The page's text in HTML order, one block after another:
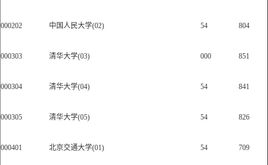
000202 中国人民大学(02) 54 804
000303 清华大学(03) 000 851
000304 清华大学(04) 54 841
000305 清华大学(05) 54 826
000401 北京交通大学(01) 54 709